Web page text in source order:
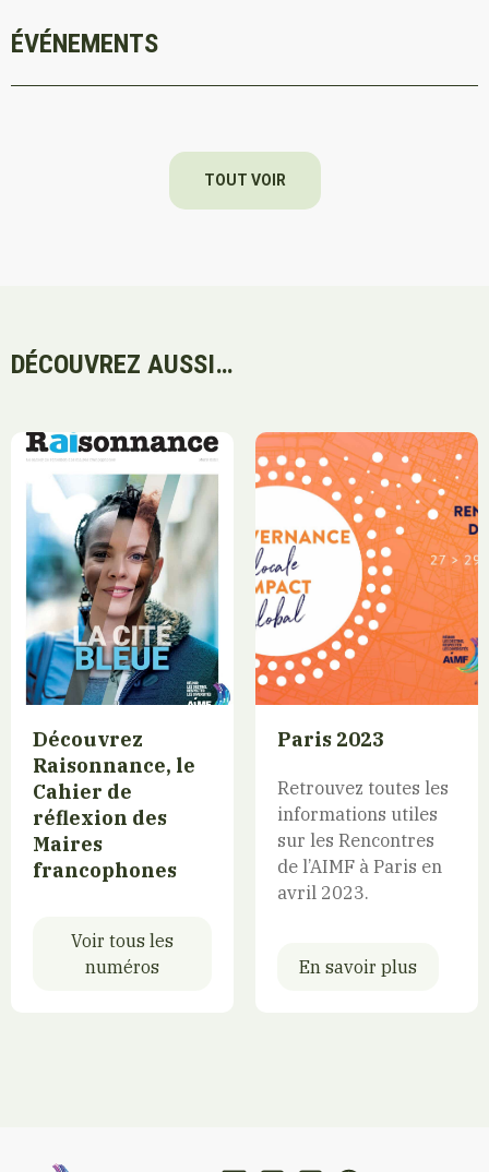
ÉVÉNEMENTS
TOUT VOIR
DÉCOUVREZ AUSSI…
Découvrez
Raisonnance, le
Cahier de
réflexion des
Maires
francophones
Voir tous les
numéros
Paris 2023
Retrouvez toutes les
informations utiles
sur les Rencontres
de l’AIMF à Paris en
avril 2023.
En savoir plus